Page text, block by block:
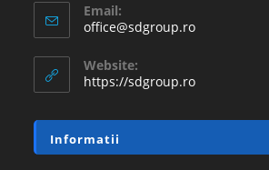
Email:
office@sdgroup.ro
Website:
https://sdgroup.ro
Informatii